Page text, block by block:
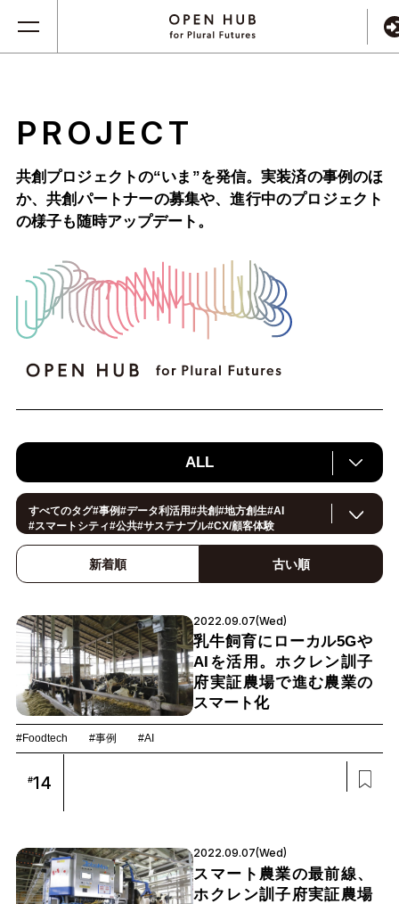
PROJECT
共創プロジェクトの“いま”を発信。実装済の事例のほ
か、共創パートナーの募集や、進行中のプロジェクト
の様子も随時アップデート。
ALL
すべてのタグ#事例#データ利活用#共創#地方創生#AI
#スマートシティ#公共#サステナブル#CX/顧客体験
イノベーション#IoT
スマートファクトリー
スマートライフ
ロボティクス
#建設#メタバース#5G#セキュリティ#OPEN HUB#教育
#デジタルツイン
新着順 古い順
2022.09.07(Wed)
乳牛飼育にローカル5Gや
AIを活用。ホクレン訓子
府実証農場で進む農業の
スマート化
#Foodtech #事例 #AI
#14
2022.09.07(Wed)
スマート農業の最前線、
ホクレン訓子府実証農場